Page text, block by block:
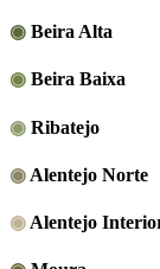
◉ Beira Alta
◉ Beira Baixa
◉ Ribatejo
◉ Alentejo Norte
◉ Alentejo